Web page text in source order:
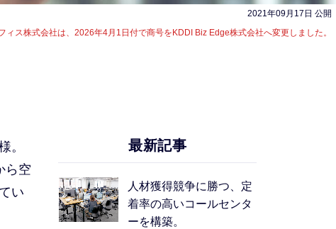
2021年09月17日 公開
ィス株式会社は、 2026年4月1日付で商号をKDDI Biz Edge株式会社へ変更しました。
。
ら空
い
最新記事
人材獲得競争に勝つ、定
着率の高いコールセンタ
ーを構築。